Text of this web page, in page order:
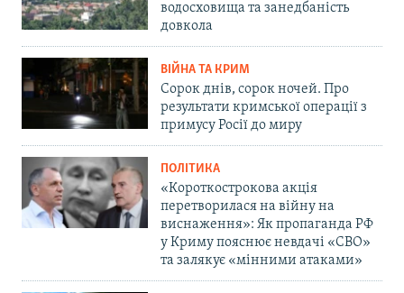
водосховища та занедбаність
довкола
ВІЙНА ТА КРИМ
Сорок днів, сорок ночей. Про
результати кримської операції з
примусу Росії до миру
ПОЛІТИКА
«Короткострокова акція
перетворилася на війну на
виснаження»: Як пропаганда РФ
у Криму пояснює невдачі «СВО»
та залякує «мінними атаками»